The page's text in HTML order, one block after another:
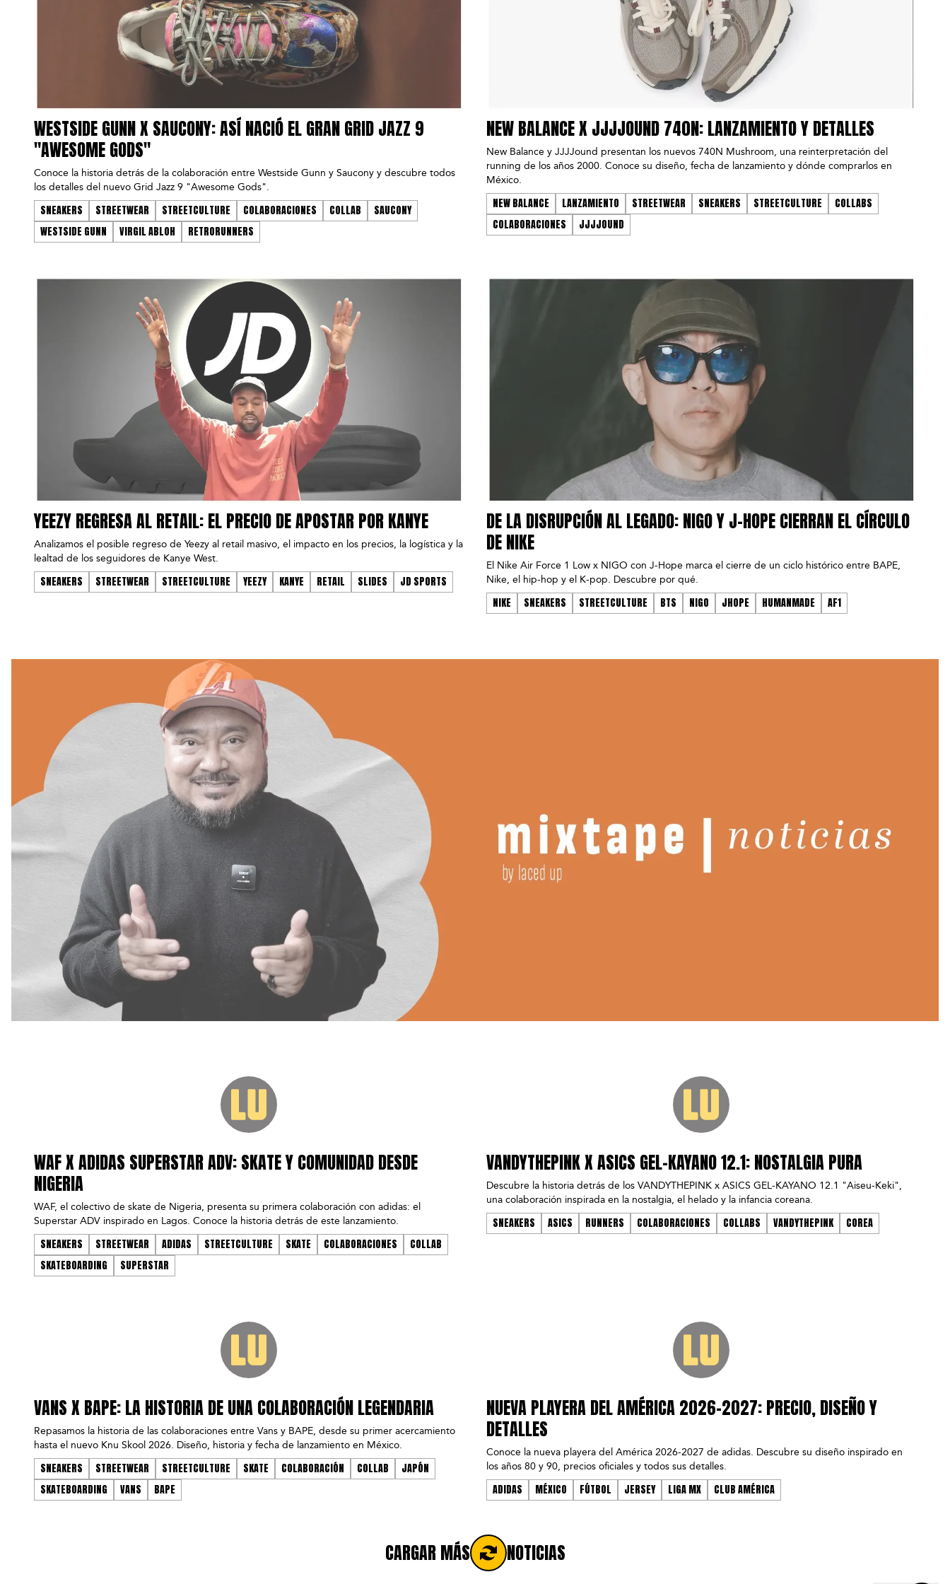
WESTSIDE GUNN X SAUCONY: ASÍ NACIÓ EL GRAN GRID JAZZ 9
"AWESOME GODS"
Conoce la historia detrás de la colaboración entre Westside Gunn y Saucony y descubre todos
los detalles del nuevo Grid Jazz 9 "Awesome Gods".
SNEAKERS STREETWEAR STREETCULTURE COLABORACIONES COLLAB
SAUCONY
WESTSIDE GUNN
VIRGIL ABLOH RETRORUNNERS
NEW BALANCE X JJJJOUND 740N: LANZAMIENTO Y DETALLES
New Balance y JJJJound presentan los nuevos 740N Mushroom, una reinterpretación del
running de los años 2000. Conoce su diseño, fecha de lanzamiento y dónde comprarlos en
México.
NEW BALANCE LANZAMIENTO STREETWEAR SNEAKERS STREETCULTURE
COLLABS
COLABORACIONES
JJJJOUND
YEEZY REGRESA AL RETAIL: EL PRECIO DE APOSTAR POR KANYE
Analizamos el posible regreso de Yeezy al retail masivo, el impacto en los precios, la logística y la
lealtad de los seguidores de Kanye West.
SNEAKERS STREETWEAR STREETCULTURE YEEZY KANYE RETAIL SLIDES JD SPORTS
DE LA DISRUPCIÓN AL LEGADO: NIGO Y J-HOPE CIERRAN EL CÍRCULO
DE NIKE
El Nike Air Force 1 Low x NIGO con J-Hope marca el cierre de un ciclo histórico entre BAPE,
Nike, el hip-hop y el K-pop. Descubre por qué.
NIKE SNEAKERS STREETCULTURE BTS NIGO JHOPE HUMANMADE AF1
WAF X ADIDAS SUPERSTAR ADV: SKATE Y COMUNIDAD DESDE
NIGERIA
WAF, el colectivo de skate de Nigeria, presenta su primera colaboración con adidas: el
Superstar ADV inspirado en Lagos. Conoce la historia detrás de este lanzamiento.
SNEAKERS STREETWEAR ADIDAS STREETCULTURE SKATE COLABORACIONES
COLLAB
SKATEBOARDING
SUPERSTAR
VANDYTHEPINK X ASICS GEL-KAYANO 12.1: NOSTALGIA PURA
Descubre la historia detrás de los VANDYTHEPINK x ASICS GEL-KAYANO 12.1 "Aiseu-Keki",
una colaboración inspirada en la nostalgia, el helado y la infancia coreana.
SNEAKERS ASICS RUNNERS COLABORACIONES COLLABS VANDYTHEPINK COREA
VANS X BAPE: LA HISTORIA DE UNA COLABORACIÓN LEGENDARIA
Repasamos la historia de las colaboraciones entre Vans y BAPE, desde su primer acercamiento
hasta el nuevo Knu Skool 2026. Diseño, historia y fecha de lanzamiento en México.
SNEAKERS STREETWEAR STREETCULTURE SKATE COLABORACIÓN COLLAB
JAPÓN
SKATEBOARDING
VANS BAPE
NUEVA PLAYERA DEL AMÉRICA 2026-2027: PRECIO, DISEÑO Y
DETALLES
Conoce la nueva playera del América 2026-2027 de adidas. Descubre su diseño inspirado en
los años 80 y 90, precios oficiales y todos sus detalles.
ADIDAS MÉXICO FÚTBOL JERSEY LIGA MX CLUB AMÉRICA
CARGAR MÁS NOTICIAS